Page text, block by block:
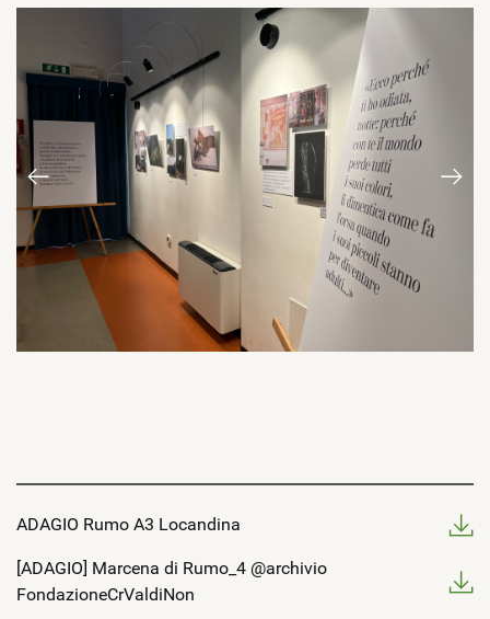
ADAGIO Rumo A3 Locandina
[ADAGIO] Marcena di Rumo_4 @archivio
FondazioneCrValdiNon